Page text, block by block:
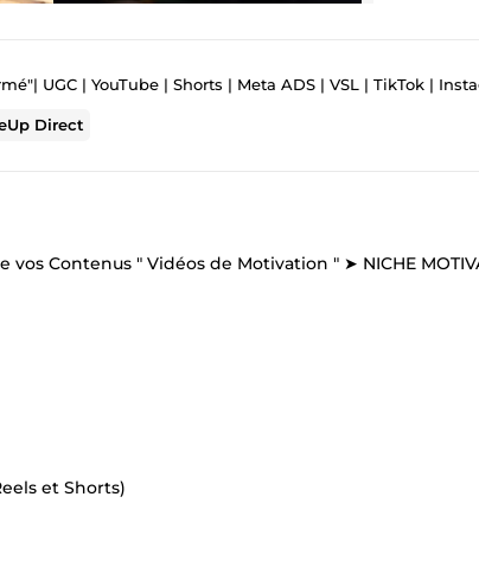
UGC | YouTube | Shorts | Meta ADS | VSL | TikTok |
Direct
Contenus " Vidéos de Motivation " ➤ NICHE
et Shorts)